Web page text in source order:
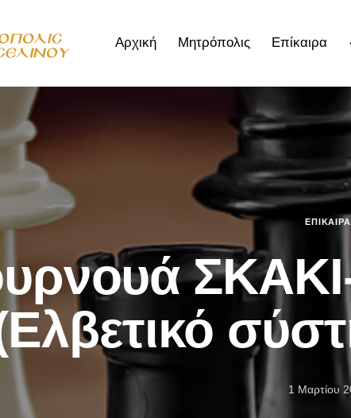
Αρχική Μητρόπολις Επίκαιρα
Επίκαιρα «Κιβωτός»
ΕΠΊΚΑΙΡΑ
1 Μαρτίου